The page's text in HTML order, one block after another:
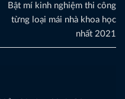
Bật mí kinh nghiệm thi công
từng loại mái nhà khoa học
nhất 2021